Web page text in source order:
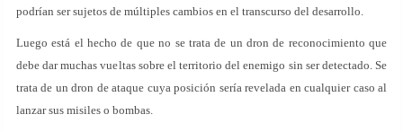
podrían ser sujetos de múltiples cambios en el transcurso del desarrollo.
Luego está el hecho de que no se trata de un dron de reconocimiento que
debe dar muchas vueltas sobre el territorio del enemigo sin ser detectado. Se
trata de un dron de ataque cuya posición sería revelada en cualquier caso al
lanzar sus misiles o bombas.